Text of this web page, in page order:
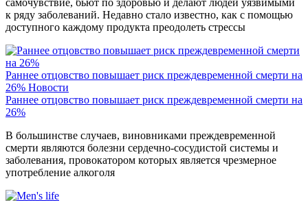
самочувствие, бьют по здоровью и делают людей уязвимыми
к ряду заболеваний. Недавно стало известно, как с помощью
доступного каждому продукта преодолеть стрессы
Раннее отцовство повышает риск преждевременной смерти на
26% Новости
Раннее отцовство повышает риск преждевременной смерти на
26%
В большинстве случаев, виновниками преждевременной
смерти являются болезни сердечно-сосудистой системы и
заболевания, провокатором которых является чрезмерное
употребление алкоголя